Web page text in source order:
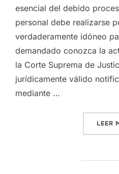
esencial del debido
personal debe realizarse
verdaderamente idóneo
demandado conozca la
la Corte Suprema de
jurídicamente válido
mediante …
LEER